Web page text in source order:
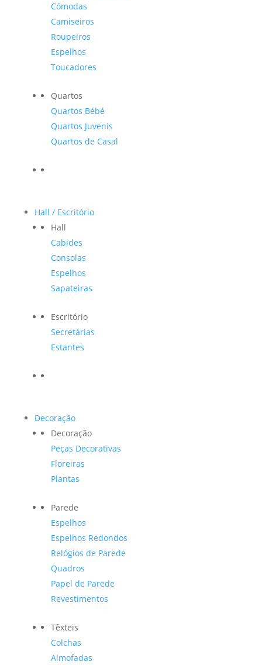
Cómodas
Camiseiros
Roupeiros
Espelhos
Toucadores
Quartos
Quartos Bébé
Quartos Juvenis
Quartos de Casal
Hall / Escritório
Hall
Cabides
Consolas
Espelhos
Sapateiras
Escritório
Secretárias
Estantes
Decoração
Decoração
Peças Decorativas
Floreiras
Plantas
Parede
Espelhos
Espelhos Redondos
Relógios de Parede
Quadros
Papel de Parede
Revestimentos
Têxteis
Colchas
Almofadas